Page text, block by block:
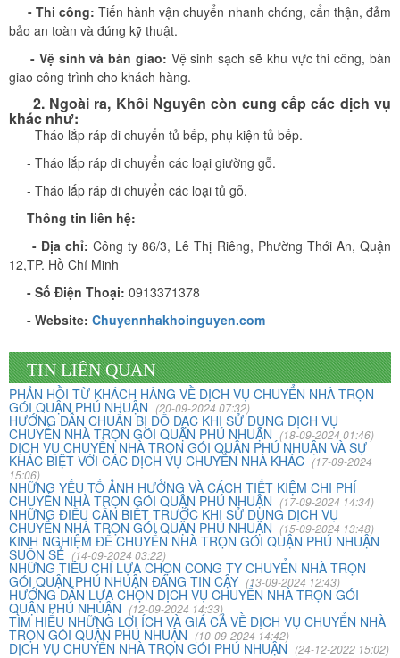
- Thi công: Tiến hành vận chuyển nhanh chóng, cẩn thận, đảm
bảo an toàn và đúng kỹ thuật.
- Vệ sinh và bàn giao: Vệ sinh sạch sẽ khu vực thi công, bàn
giao công trình cho khách hàng.
2. Ngoài ra, Khôi Nguyên​ còn cung cấp các dịch vụ
khác như:
- Tháo lắp ráp di chuyển tủ bếp, phụ kiện tủ bếp.
- Tháo lắp ráp di chuyển các loại giường gỗ.
- Tháo lắp ráp di chuyển các loại tủ gỗ.
Thông tin liên hệ:
- Địa chỉ: Công ty 86/3, Lê Thị Riêng, Phường Thới An, Quận
12,TP. Hồ Chí Minh
- Số Điện Thoại: 0913371378
- Website: Chuyennhakhoinguyen.com
TIN LIÊN QUAN
PHẢN HỒI TỪ KHÁCH HÀNG VỀ DỊCH VỤ CHUYỂN NHÀ TRỌN
GÓI QUẬN PHÚ NHUẬN (20-09-2024 07:32)
HƯỚNG DẪN CHUẨN BỊ ĐỒ ĐẠC KHI SỬ DỤNG DỊCH VỤ
CHUYỂN NHÀ TRỌN GÓI QUẬN PHÚ NHUẬN (18-09-2024 01:46)
DỊCH VỤ CHUYỂN NHÀ TRỌN GÓI QUẬN PHÚ NHUẬN VÀ SỰ
KHÁC BIỆT VỚI CÁC DỊCH VỤ CHUYỂN NHÀ KHÁC (17-09-2024
15:06)
NHỮNG YẾU TỐ ẢNH HƯỞNG VÀ CÁCH TIẾT KIỆM CHI PHÍ
CHUYỂN NHÀ TRỌN GÓI QUẬN PHÚ NHUẬN (17-09-2024 14:34)
NHỮNG ĐIỀU CẦN BIẾT TRƯỚC KHI SỬ DỤNG DỊCH VỤ
CHUYỂN NHÀ TRỌN GÓI QUẬN PHÚ NHUẬN (15-09-2024 13:48)
KINH NGHIỆM ĐỂ CHUYỂN NHÀ TRỌN GÓI QUẬN PHÚ NHUẬN
SUÔN SẺ (14-09-2024 03:22)
NHỮNG TIÊU CHÍ LỰA CHỌN CÔNG TY CHUYỂN NHÀ TRỌN
GÓI QUẬN PHÚ NHUẬN ĐÁNG TIN CẬY (13-09-2024 12:43)
HƯỚNG DẪN LỰA CHỌN DỊCH VỤ CHUYỂN NHÀ TRỌN GÓI
QUẬN PHÚ NHUẬN (12-09-2024 14:33)
TÌM HIỂU NHỮNG LỢI ÍCH VÀ GIÁ CẢ VỀ DỊCH VỤ CHUYỂN NHÀ
TRỌN GÓI QUẬN PHÚ NHUẬN (10-09-2024 14:42)
DỊCH VỤ CHUYỂN NHÀ TRỌN GÓI PHÚ NHUẬN (24-12-2022 15:02)
Vừa qua tôi có chuyển văn phòng từ 3/2 về đường Cộng
Hòa. Ban đầu tôi cũng đắn đo nhiều dịch vụ chuyển nhà
nhưng cuối cùng tôi quyết định chọn công ty Khôi
Phạm Minh Tuấn
232/2 Cộng Hòa, P.13, Q. Tân Bình
Vợ chồng tôi vừa chuyển về nhà mới ở Chưng cư Thái An
về quận 2. Tôi được biết dịch vụ của Khôi Nguyên đã lâu
và đến nay đã sử dụng dịch vụ chuyển nhà này. Tôi xin
chúng công ty ngày càng phát triển và nâng cao chất
lượng dịch vụ
Vĩnh Lộc A - Bình Chánh
Công ty Khôi Nguyên chuyển hàng của cô bao bọc đóng
gói rất cẩn thận. Cô rất hài lòng